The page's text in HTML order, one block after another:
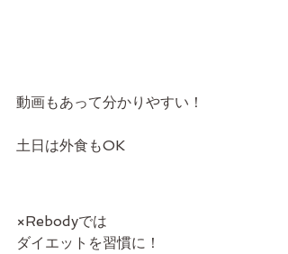
動画もあって分かりやすい！
土日は外食もOK
×Rebodyでは
ダイエットを習慣に！